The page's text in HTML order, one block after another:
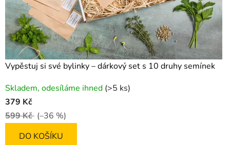
Vypěstuj si své bylinky – dárkový set s 10 druhy semínek
hodnocení
produktu
je
Skladem, odesíláme ihned (>5 ks)
379 Kč
599 Kč (–36 %)
DO KOŠÍKU